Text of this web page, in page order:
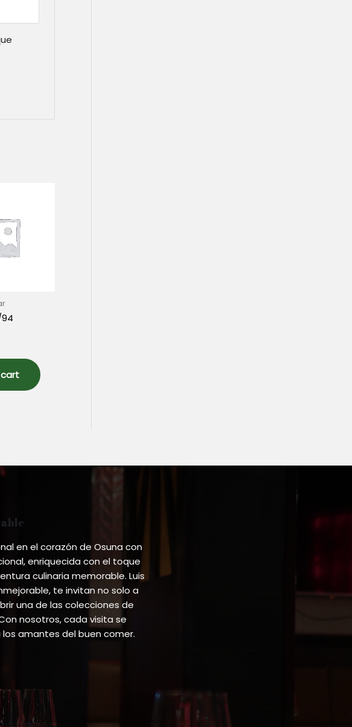
94
en el corazón de Osuna con
enriquecida con el toque
culinaria memorable. Luis
te invitan no solo a
una de las colecciones de
nosotros, cada visita se
amantes del buen comer.